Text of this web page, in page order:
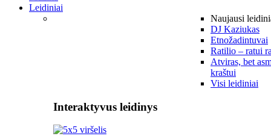
Leidiniai
Naujausi
DJ Kaziukas
Etnožadintuvai
Ratilio – ratui
Atviras, bet
kraštui
Visi leidiniai
Interaktyvus leidinys